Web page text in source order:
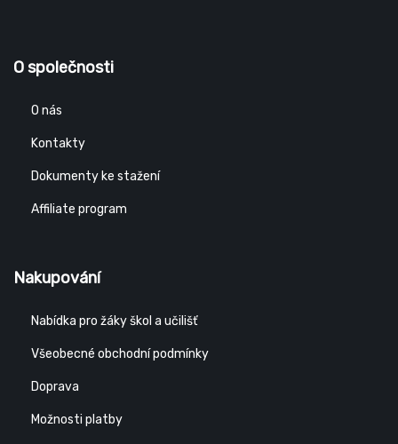
O společnosti
O nás
Kontakty
Dokumenty ke stažení
Affiliate program
Nakupování
Nabídka pro žáky škol a učilišť
Všeobecné obchodní podmínky
Doprava
Možnosti platby